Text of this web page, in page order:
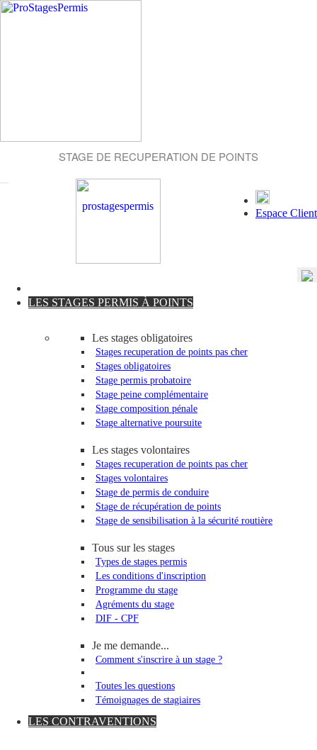
STAGE DE RECUPERATION DE POINTS
Espace Client
LES STAGES PERMIS À POINTS
Les stages obligatoires
Stages recuperation de points pas cher
Stages obligatoires
Stage permis probatoire
Stage peine complémentaire
Stage composition pénale
Stage alternative poursuite
Les stages volontaires
Stages recuperation de points pas cher
Stages volontaires
Stage de permis de conduire
Stage de récupération de points
Stage de sensibilisation à la sécurité routière
Tous sur les stages
Types de stages permis
Les conditions d'inscription
Programme du stage
Agréments du stage
DIF - CPF
Je me demande...
Comment s'inscrire à un stage ?
Toutes les questions
Témoignages de stagiaires
LES CONTRAVENTIONS